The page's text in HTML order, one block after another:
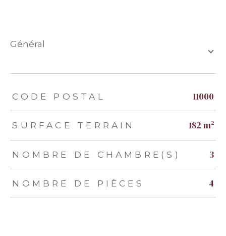
général
TRAD_ZEPHYR_Caracteristique TRAD_ZEPHYR_Valeurs
CODE POSTAL 11000
SURFACE TERRAIN 182 m²
NOMBRE DE CHAMBRE(S) 3
NOMBRE DE PIÈCES 4